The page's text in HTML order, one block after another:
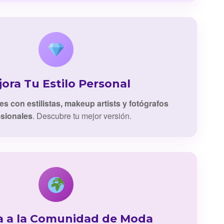
Tu Estilo Personal
con estilistas, makeup artists y fotógrafos
. Descubre tu mejor versión.
a la Comunidad de Moda